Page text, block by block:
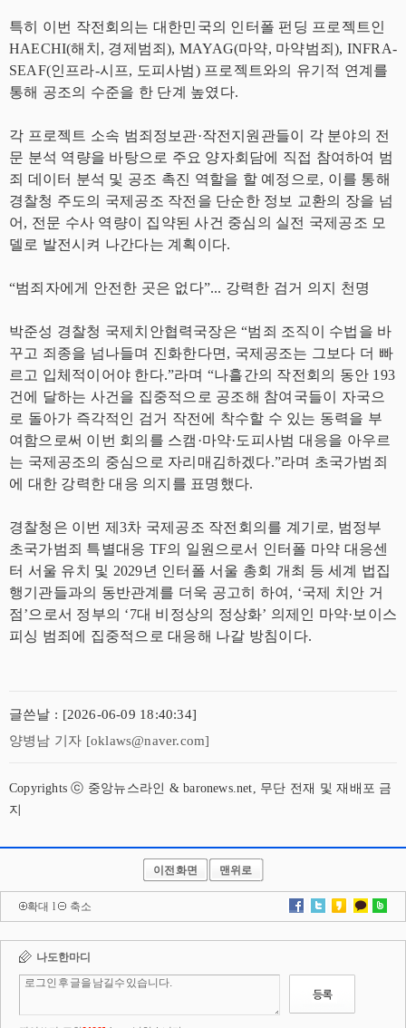
특히 이번 작전회의는 대한민국의 인터폴 펀딩 프로젝트인
HAECHI(해치, 경제범죄), MAYAG(마약, 마약범죄), INFRA-
SEAF(인프라-시프, 도피사범) 프로젝트와의 유기적 연계를
통해 공조의 수준을 한 단계 높였다.
각 프로젝트 소속 범죄정보관·작전지원관들이 각 분야의 전
문 분석 역량을 바탕으로 주요 양자회담에 직접 참여하여 범
죄 데이터 분석 및 공조 촉진 역할을 할 예정으로, 이를 통해
경찰청 주도의 국제공조 작전을 단순한 정보 교환의 장을 넘
어, 전문 수사 역량이 집약된 사건 중심의 실전 국제공조 모
델로 발전시켜 나간다는 계획이다.
“범죄자에게 안전한 곳은 없다”... 강력한 검거 의지 천명
박준성 경찰청 국제치안협력국장은 “범죄 조직이 수법을 바
꾸고 죄종을 넘나들며 진화한다면, 국제공조는 그보다 더 빠
르고 입체적이어야 한다.”라며 “나흘간의 작전회의 동안 193
건에 달하는 사건을 집중적으로 공조해 참여국들이 자국으
로 돌아가 즉각적인 검거 작전에 착수할 수 있는 동력을 부
여함으로써 이번 회의를 스캠·마약·도피사범 대응을 아우르
는 국제공조의 중심으로 자리매김하겠다.”라며 초국가범죄
에 대한 강력한 대응 의지를 표명했다.
경찰청은 이번 제3차 국제공조 작전회의를 계기로, 범정부
초국가범죄 특별대응 TF의 일원으로서 인터폴 마약 대응센
터 서울 유치 및 2029년 인터폴 서울 총회 개최 등 세계 법집
행기관들과의 동반관계를 더욱 공고히 하여, ‘국제 치안 거
점’으로서 정부의 ‘7대 비정상의 정상화’ 의제인 마약·보이스
피싱 범죄에 집중적으로 대응해 나갈 방침이다.
글쓴날 : [2026-06-09 18:40:34]
양병남 기자 [oklaws@naver.com]
Copyrights ⓒ 중앙뉴스라인 & baronews.net, 무단 전재 및 재배포 금
지
이전화면 맨위로
확대 l 축소